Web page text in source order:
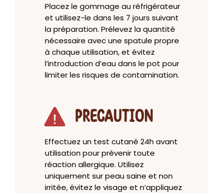
Placez le gommage au réfrigérateur
et utilisez-le dans les 7 jours suivant
la préparation. Prélevez la quantité
nécessaire avec une spatule propre
à chaque utilisation, et évitez
l’introduction d’eau dans le pot pour
limiter les risques de contamination.
PRECAUTION
Effectuez un test cutané 24h avant
utilisation pour prévenir toute
réaction allergique. Utilisez
uniquement sur peau saine et non
irritée, évitez le visage et n’appliquez